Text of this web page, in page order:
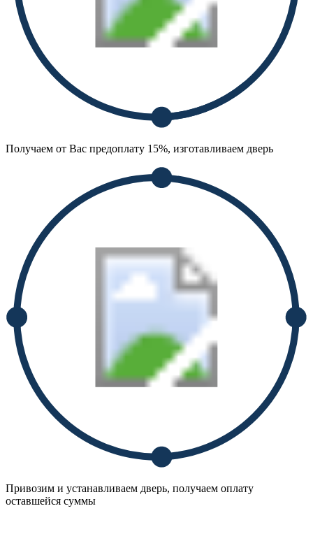
Получаем от Вас предоплату 15%, изготавливаем дверь
Привозим и устанавливаем дверь, получаем оплату
оставшейся суммы